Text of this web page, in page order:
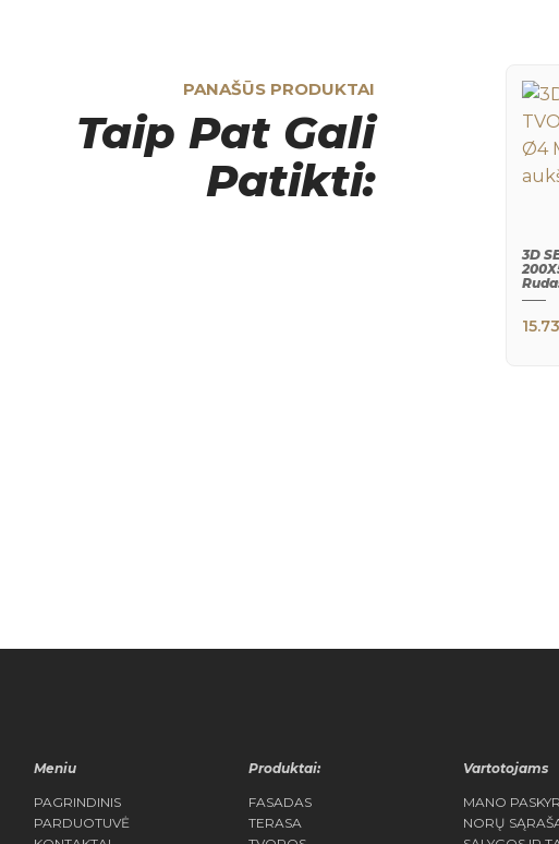
PANAŠŪS PRODUKTAI
Taip Pat Gali
Patikti:
3D
15.73
Meniu
PAGRINDINIS
PARDUOTUVĖ
Produktai:
FASADAS
TERASA
Vartotojams
MANO
NORŲ